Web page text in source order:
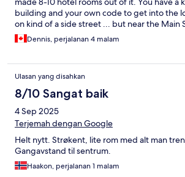
building and your own code to get into the
on kind of a side street ... but near the Main
France that leads to 1,000 restaurants and
near 2 grocery stores and variety stores and
super good and detailed. They even let me
their lobby and office until my room was
was that the walls are a bit thin in the rooms
noisy neighbours and it was not really an
loud talking is next door ... you're going to
usual.
Dennis, perjalanan 4 malam
Ulasan yang disahkan
8/10 Sangat baik
4 Sep 2025
Terjemah dengan Google
Helt nytt. Strøkent, lite rom med alt man
Gangavstand til sentrum.
Haakon, perjalanan 1 malam